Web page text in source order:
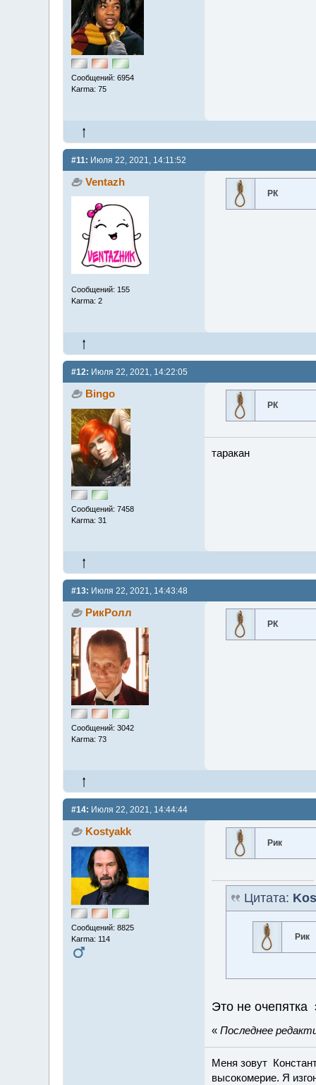
Сообщений: 6954
Karma: 75
#11: Июля 22, 2021, 14:11:52
Ventazh
Сообщений: 155
Karma: 2
РК
#12: Июля 22, 2021, 14:22:05
Bingo
Сообщений: 7458
Karma: 31
РК
таракан
#13: Июля 22, 2021, 14:43:48
РикРолл
Сообщений: 3042
Karma: 73
РК
#14: Июля 22, 2021, 14:44:44
Kostyakk
Сообщений: 8825
Karma: 114
Рик
Цитата:
Рик
Это не очепятка
« Последнее
Меня зовут
высокомерие. Я